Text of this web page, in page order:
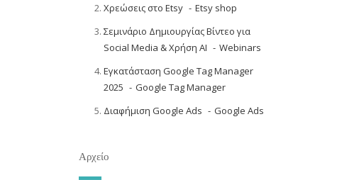
Χρεώσεις στο Etsy
Etsy shop
Σεμινάριο Δημιουργίας Βίντεο για
Social Media & Χρήση AI
Webinars
Εγκατάσταση Google Tag Manager
2025
Google Tag Manager
Διαφήμιση Google Ads
Google Ads
Αρχείο